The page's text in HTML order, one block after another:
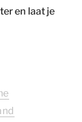
en laat je